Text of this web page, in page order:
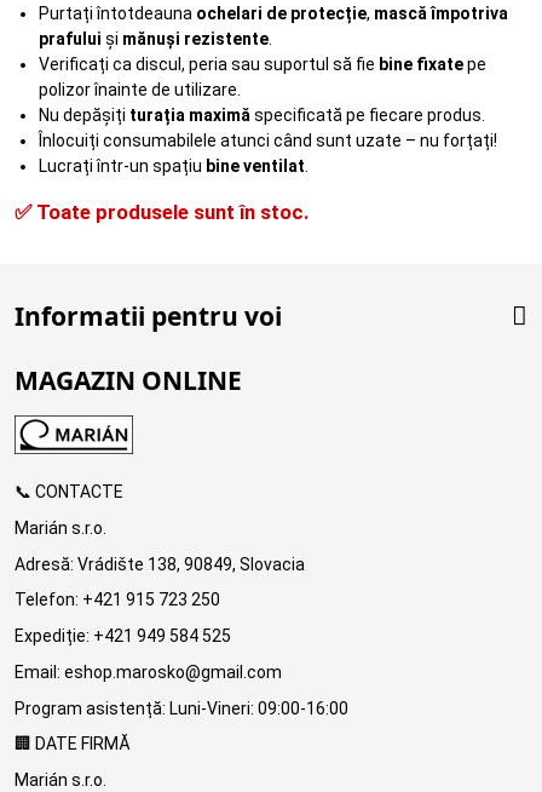
Purtați întotdeauna ochelari de protecție, mască împotriva
prafului și mănuși rezistente.
Verificați ca discul, peria sau suportul să fie bine fixatepe
polizor înainte de utilizare.
Nu depășiți turația maximăspecificată pe fiecare produs.
Înlocuiți consumabilele atunci când sunt uzate – nu forțați!
Lucrați într-un spațiu bine ventilat.
✅ Toate produsele sunt în stoc.
Informatii pentru voi
MAGAZIN ONLINE
📞 CONTACTE
Marián s.r.o.
Adresă: Vrádište 138, 90849, Slovacia
Telefon: +421 915 723 250
Expediție: +421 949 584 525
Email: eshop.marosko@gmail.com
Program asistență: Luni-Vineri: 09:00-16:00
🏢 DATE FIRMĂ
Marián s.r.o.